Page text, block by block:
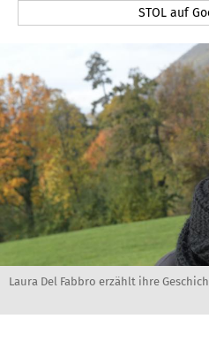
STOL auf
Laura Del Fabbro erzählt ihre